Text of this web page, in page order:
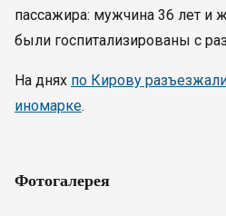
пассажира: мужчина 36 лет и
были госпитализированы с
На днях по Кирову
иномарке.
Фотогалерея